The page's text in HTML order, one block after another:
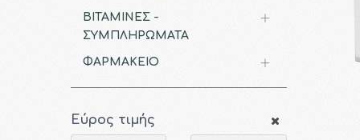
ΒΙΤΑΜΙΝΕΣ -
ΣΥΜΠΛΗΡΩΜΑΤΑ
ΦΑΡΜΑΚΕΙΟ
Εύρος τιμής